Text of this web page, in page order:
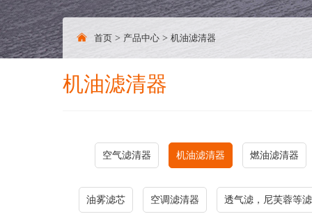
首页 > 产品中心 > 机油滤清器
机油滤清器
空气滤清器 机油滤清器 燃油滤清器
油雾滤芯 空调滤清器 透气滤，尼芙蓉等